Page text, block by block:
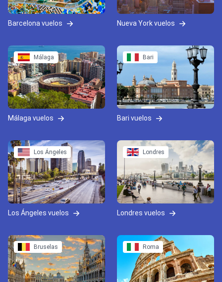
Barcelona vuelos Nueva York vuelos
Málaga
Málaga vuelos
Bari
Bari vuelos
Los Ángeles
Los Ángeles vuelos
Londres
Londres vuelos
Bruselas Roma